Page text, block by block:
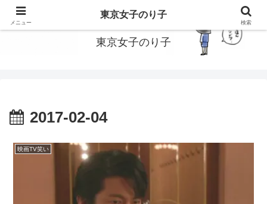
東京で働いてる女子のり子のブログです
東京女子のり子
2017-02-04
映画TV笑い
メニュー
東京女子のり子
検索